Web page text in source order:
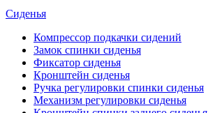
Сиденья
Компрессор подкачки сидений
Замок спинки сиденья
Фиксатор сиденья
Кронштейн сиденья
Ручка регулировки спинки сиденья
Механизм регулировки сиденья